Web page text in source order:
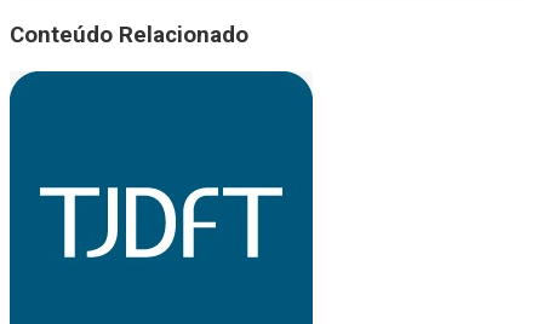
Conteúdo Relacionado